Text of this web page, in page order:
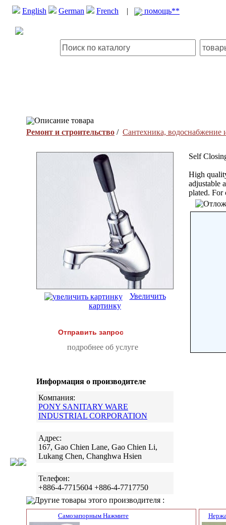
English German French | помощь**
Описание товара
Ремонт и строительство / Сантехника, водоснабжение
Увеличить
картинку
Отправить запрос
подробнее об услуге
Информация о производителе
Компания:
PONY SANITARY WARE
INDUSTRIAL CORPORATION
Адрес:
167, Gao Chien Lane, Gao Chien Li,
Lukang Chen, Changhwa Hsien
Телефон:
+886-4-7715604 +886-4-7717750
Self
High
adjustable
plated. For
Другие товары этого производителя :
Самозапорным Нажмите